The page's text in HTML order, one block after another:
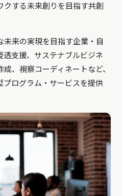
する未来創りを目指す共創
来の実現を目指す企業・自
支援、サステナブルビジネ
、視察コーディネートなど、
プログラム・サービスを提供